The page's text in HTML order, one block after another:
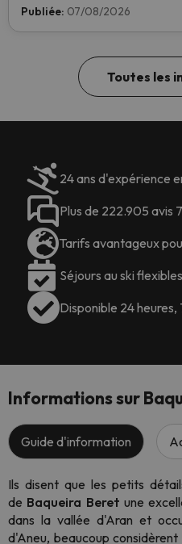
dès maintenant et aidez-nous
Publiée: 07/08/2026
Toutes les
24 ans d'expérience
Plus de 222.905 avis
Tarifs avantageux
Séjours au ski flexibles
Disponible 24
Informations sur
Guide d'information
Ils disent que les petits
de Baqueira Beret une
dans la vallée d'Aran et
d'Aneu, beaucoup